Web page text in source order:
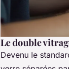
Le double
Devenu le